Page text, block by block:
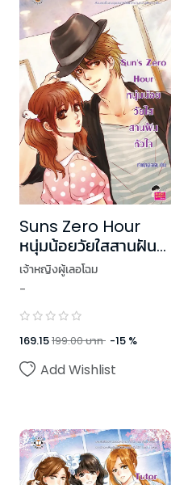
Suns Zero Hour
หนุ่มน้อยวัยใสสานฝัน
หัวใจ
เจ้าหญิงผู้เลอโฉม
-
169.15199.00บาท -15 %
Add Wishlist